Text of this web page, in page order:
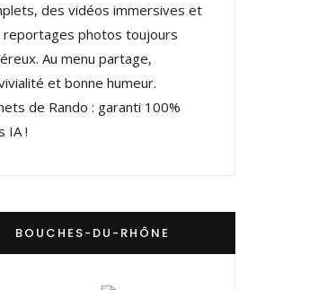
des vidéos immersives et
reportages photos toujours
Au menu partage,
et bonne humeur.
de Rando : garanti 100%
IA !
BOUCHES-DU-RHÔNE